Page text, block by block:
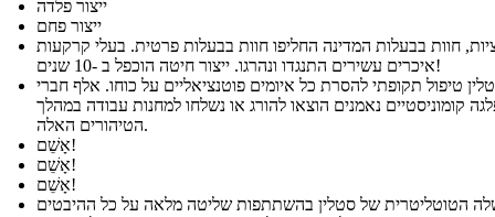
ייצור פלדה
ייצור פחם
חוות בבעלות המדינה החליפו חוות בבעלות פרטית. בעלי קרקעות
איכרים עשירים התנגדו ונהרגו. ייצור חיטה הוכפל ב -10 שנים!
טיפול תקופתי להסרת כל איומים פוטנציאליים על כוחו. אלף חברי
קומוניסטיים נאמנים הוצאו להורג או נשלחו למחנות עבודה במהלך
הטיהורים האלה.
אָשֵׁם!
אָשֵׁם!
אָשֵׁם!
הטוטליטרית של סטלין בהשתתפות שליטה מלאה על כל ההיבטים